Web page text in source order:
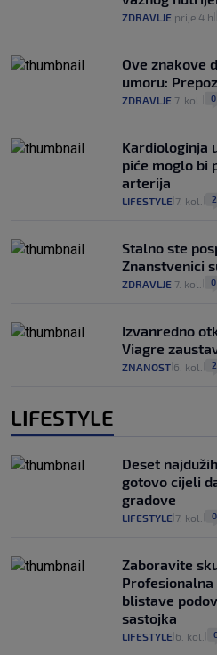
ZDRAVLJE prije 4 h
Ove znakove
umoru:
ZDRAVLJE 7. kol. 0
Kardiologinja
piće moglo bi
arterija
LIFESTYLE 7. kol. 2
Stalno ste
Znanstvenici
ZDRAVLJE 7. kol. 0
Izvanredno
Viagre
ZNANOST 6. kol. 2
LIFESTYLE
Deset
gotovo cijeli
gradove
LIFESTYLE 7. kol. 0
Zaboravite
blistave
sastojka
LIFESTYLE 6. kol.